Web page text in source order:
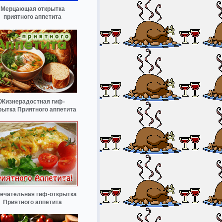
Мерцающая открытка
приятного аппетита
Жизнерадостная гиф-
Приятного аппетита
гиф-открытка
Приятного аппетита